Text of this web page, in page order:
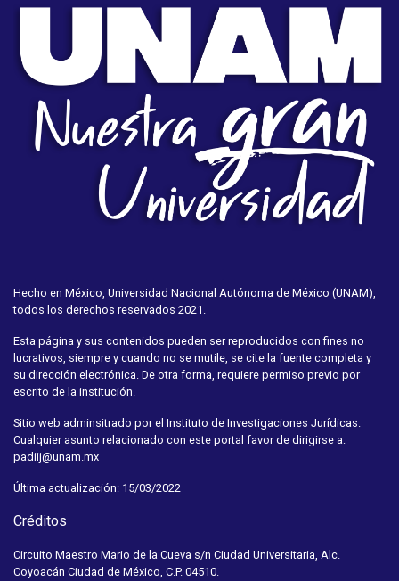
Hecho en México, Universidad Nacional Autónoma de México (UNAM),
todos los derechos reservados 2021.
Esta página y sus contenidos pueden ser reproducidos con fines no
lucrativos, siempre y cuando no se mutile, se cite la fuente completa y
su dirección electrónica. De otra forma, requiere permiso previo por
escrito de la institución.
Sitio web adminsitrado por el Instituto de Investigaciones Jurídicas.
Cualquier asunto relacionado con este portal favor de dirigirse a:
padiij@unam.mx
Última actualización: 15/03/2022
Créditos
Circuito Maestro Mario de la Cueva s/n Ciudad Universitaria, Alc.
Coyoacán Ciudad de México, C.P. 04510.